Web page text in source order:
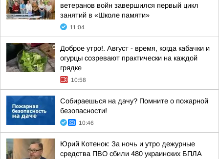
ветеранов войн завершился первый цикл
занятий в «Школе памяти»
11:04
Доброе утро!. Август - время, когда кабачки и
огурцы созревают практически на каждой
грядке
10:58
Собираешься на дачу? Помните о пожарной
безопасности!
10:46
Юрий Котенок: За ночь и утро дежурные
средства ПВО сбили 480 украинских БПЛА